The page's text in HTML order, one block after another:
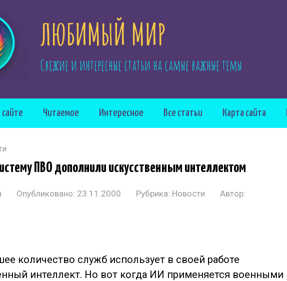
ЛЮБИМЫЙ МИР
Свежие и интересные статьи на самые важные темы
сайте Читаемое Интересное Все статьи Карта сайта
ПВО дополнили искусственным интеллектом
Опубликовано: 23.11.2000 Рубрика: Новости
Автор:
количество служб использует в своей работе
интеллект. Но вот когда ИИ применяется военными